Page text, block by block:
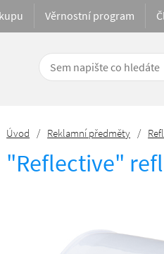
Věrnostní program
Úvod / Reklamní předměty /
"Reflective"